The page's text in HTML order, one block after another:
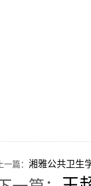
上一篇： 湘雅公共卫生